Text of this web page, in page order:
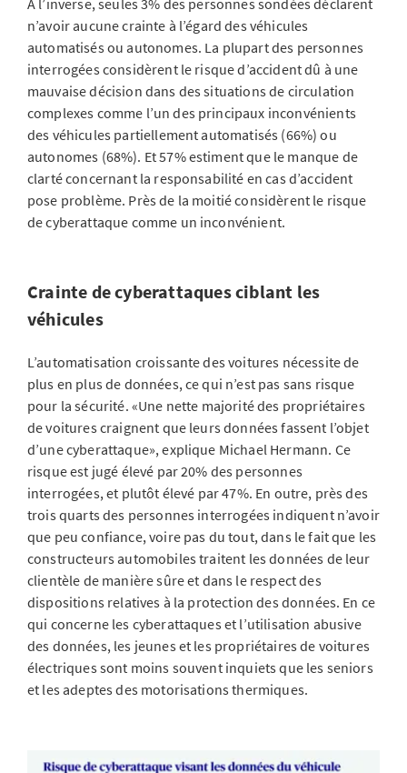
À l’inverse, seules 3% des personnes sondées déclarent
n’avoir aucune crainte à l’égard des véhicules
automatisés ou autonomes. La plupart des personnes
interrogées considèrent le risque d’accident dû à une
mauvaise décision dans des situations de circulation
complexes comme l’un des principaux inconvénients
des véhicules partiellement automatisés (66%) ou
autonomes (68%). Et 57% estiment que le manque de
clarté concernant la responsabilité en cas d’accident
pose problème. Près de la moitié considèrent le risque
de cyberattaque comme un inconvénient.
Crainte de cyberattaques ciblant les
véhicules
L’automatisation croissante des voitures nécessite de
plus en plus de données, ce qui n’est pas sans risque
pour la sécurité. «Une nette majorité des propriétaires
de voitures craignent que leurs données fassent l’objet
d’une cyberattaque», explique Michael Hermann. Ce
risque est jugé élevé par 20% des personnes
interrogées, et plutôt élevé par 47%. En outre, près des
trois quarts des personnes interrogées indiquent n’avoir
que peu confiance, voire pas du tout, dans le fait que les
constructeurs automobiles traitent les données de leur
clientèle de manière sûre et dans le respect des
dispositions relatives à la protection des données. En ce
qui concerne les cyberattaques et l’utilisation abusive
des données, les jeunes et les propriétaires de voitures
électriques sont moins souvent inquiets que les seniors
et les adeptes des motorisations thermiques.